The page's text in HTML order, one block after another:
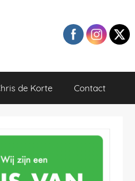
de Korte Contact